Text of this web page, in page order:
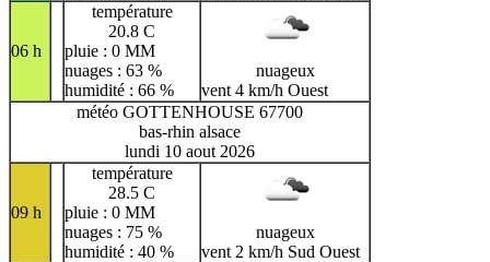
06 h
température
20.8 C
pluie : 0 MM
nuages : 63 %
humidité : 66 %
nuageux
vent 4 km/h Ouest
météo GOTTENHOUSE 67700
bas-rhin alsace
lundi 10 aout 2026
09 h
température
28.5 C
pluie : 0 MM
nuages : 75 %
humidité : 40 %
nuageux
vent 2 km/h Sud Ouest